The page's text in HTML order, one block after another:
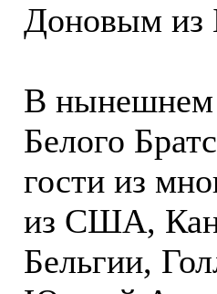
Доновым из
В нынешнем
Белого
гости из
из США,
Бельгии,